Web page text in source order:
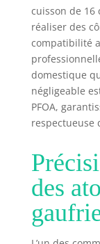
cuisson de 16
réaliser des
compatibilité
domestique
négligeable
PFOA,
respectueuse
des